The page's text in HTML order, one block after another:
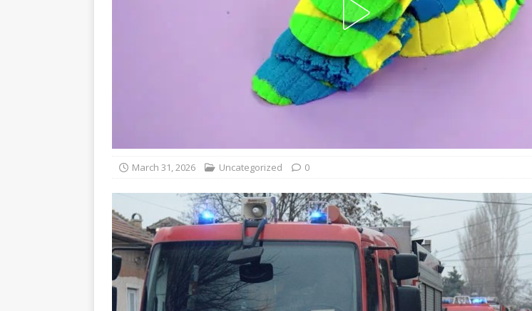
March 31, 2026 Uncategorized 0